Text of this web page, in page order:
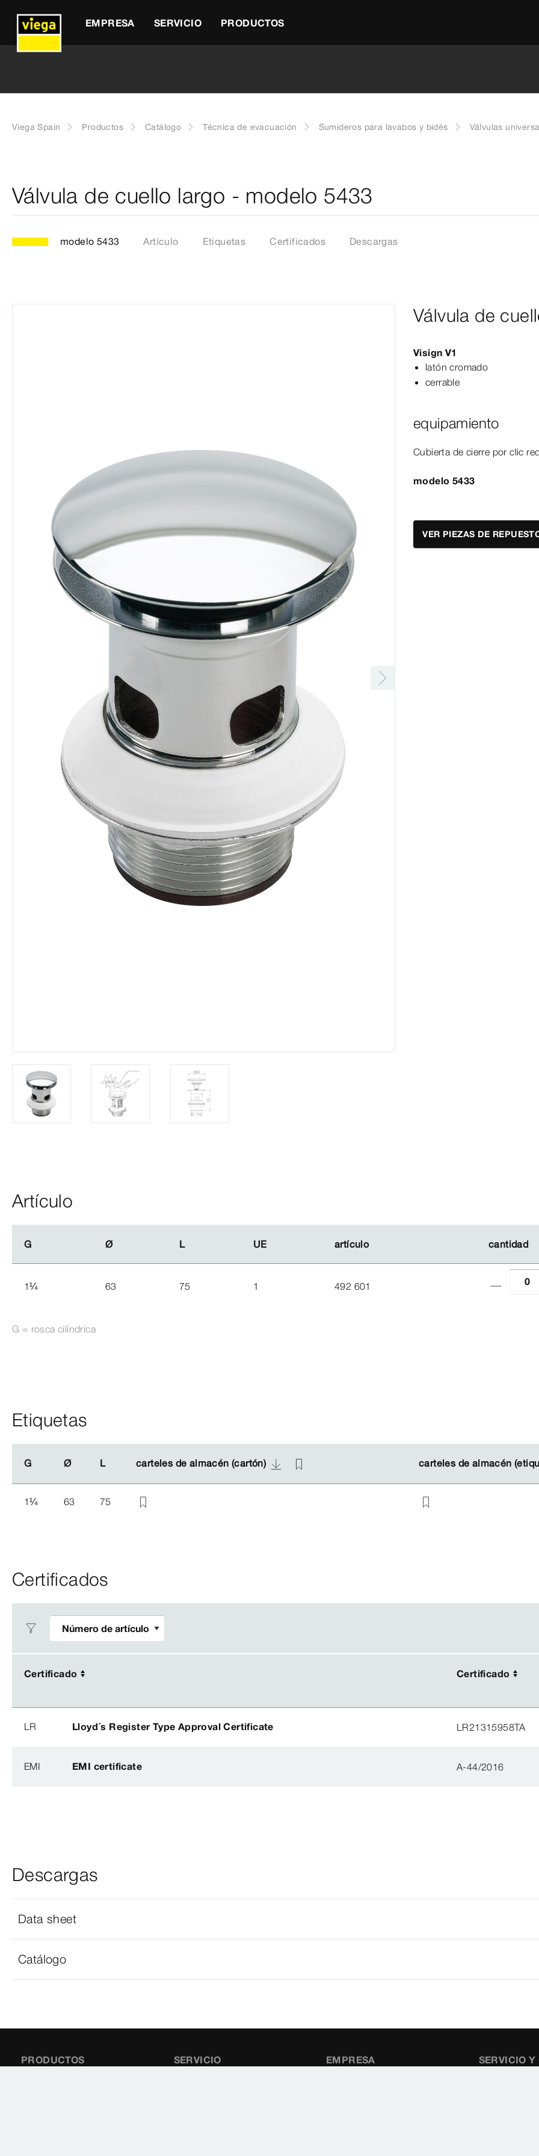
EMPRESA SERVICIO PRODUCTOS
Viega Spain Productos Catálogo Técnica de evacuación Sumideros para lavabos y bidés Válvulas
Válvula de cuello largo - modelo 5433
modelo 5433 Artículo Etiquetas Certificados Descargas
Válvula de
Visign V1
latón cromado
cerrable
equipamiento
Cubierta de cierre por clic
modelo 5433
VER PIEZAS DE
Artículo
G Ø L UE artículo cantidad
G Ø L UE artículo cantidad
1¼ 63 75 1 492 601
G = rosca cilíndrica
Etiquetas
G Ø L carteles de almacén (cartón) carteles de almacén
G Ø L carteles de almacén (cartón) carteles de almacén
1¼ 63 75
Certificados
Certificado Certificado
Certificado Certificado
LR Lloyd´s Register Type Approval Certificate LR21315958TA
EMI EMI certificate A-44/2016
Descargas
Data sheet
Catálogo
PRODUCTOS SERVICIO EMPRESA
SERVICIO Y